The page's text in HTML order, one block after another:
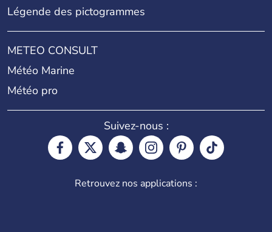
Légende des pictogrammes
METEO CONSULT
Météo Marine
Météo pro
Suivez-nous :
Retrouvez nos applications :